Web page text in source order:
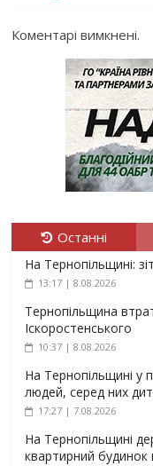
Коментарі вимкнені.
Останні
На Тернопільщині:
13:17 | 8.08.2026
Тернопільщина
Іскоростенського
10:37 | 8.08.2026
На Тернопільщині у
людей, серед них
17:27 | 7.08.2026
На Тернопільщині
квартирний будинок